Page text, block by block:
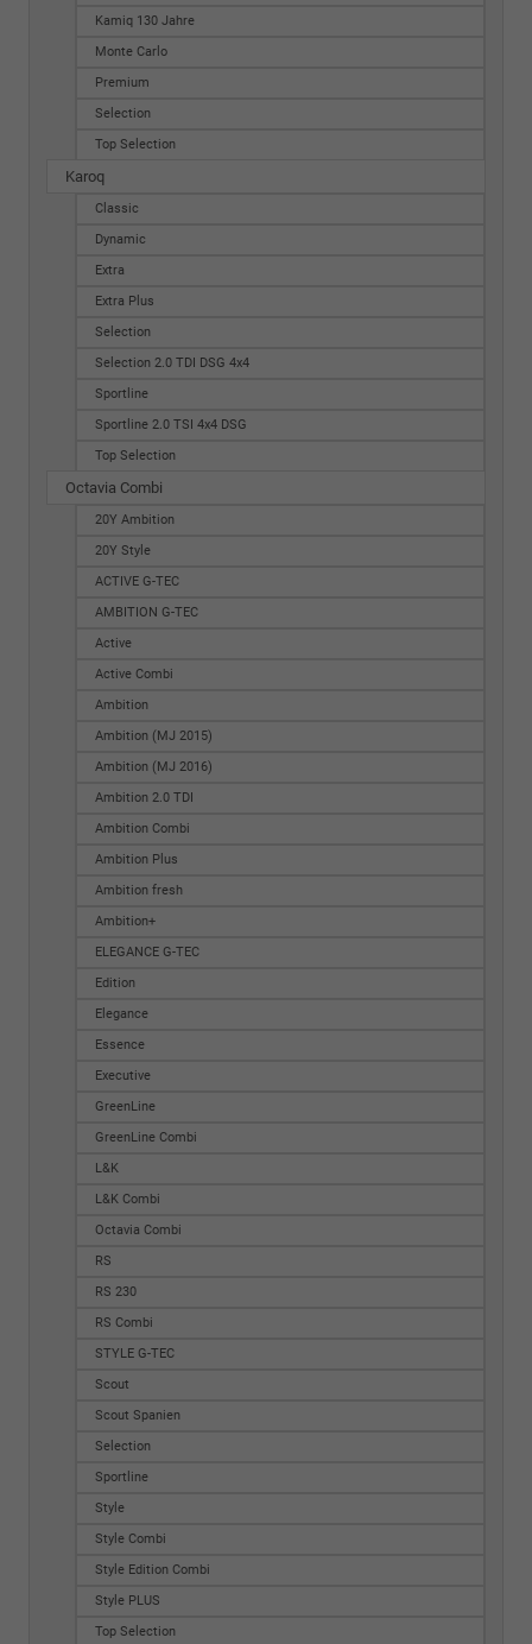
Kamiq 130 Jahre
Monte Carlo
Premium
Selection
Top Selection
Karoq
Classic
Dynamic
Extra
Extra Plus
Selection
Selection 2.0 TDI DSG 4x4
Sportline
Sportline 2.0 TSI 4x4 DSG
Top Selection
Octavia Combi
20Y Ambition
20Y Style
ACTIVE G-TEC
AMBITION G-TEC
Active
Active Combi
Ambition
Ambition (MJ 2015)
Ambition (MJ 2016)
Ambition 2.0 TDI
Ambition Combi
Ambition Plus
Ambition fresh
Ambition+
ELEGANCE G-TEC
Edition
Elegance
Essence
Executive
GreenLine
GreenLine Combi
L&K
L&K Combi
Octavia Combi
RS
RS 230
RS Combi
STYLE G-TEC
Scout
Scout Spanien
Selection
Sportline
Style
Style Combi
Style Edition Combi
Style PLUS
Top Selection